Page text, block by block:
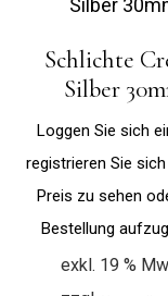
Schlichte
Silber
Loggen Sie sich
registrieren Sie
Preis zu sehen
Bestellung
exkl. 19 %